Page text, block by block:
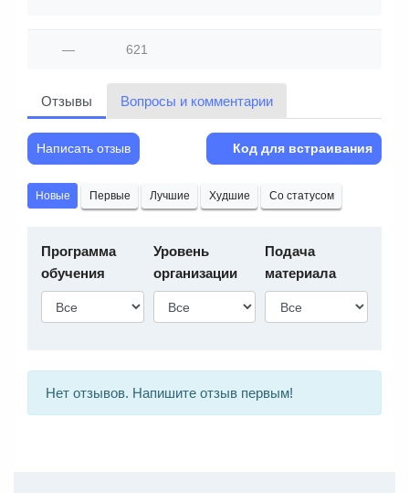
— 621
Отзывы Вопросы и комментарии
Написать отзыв Код для встраивания
Новые Первые Лучшие Худшие Со статусом
Программа
обучения
Уровень
организации
Подача
материала
Нет отзывов. Напишите отзыв первым!